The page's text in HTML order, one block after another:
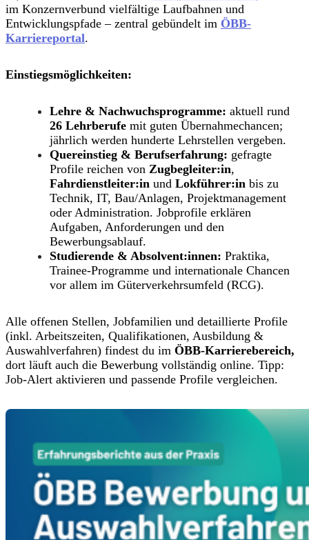
im Konzernverbund vielfältige Laufbahnen und
Entwicklungspfade – zentral gebündelt im ÖBB-
Karriereportal.
Einstiegsmöglichkeiten:
Lehre & Nachwuchsprogramme: aktuell rund
26 Lehrberufe mit guten Übernahmechancen;
jährlich werden hunderte Lehrstellen vergeben.
Quereinstieg & Berufserfahrung: gefragte
Profile reichen von Zugbegleiter:in,
Fahrdienstleiter:in und Lokführer:in bis zu
Technik, IT, Bau/Anlagen, Projektmanagement
oder Administration. Jobprofile erklären
Aufgaben, Anforderungen und den
Bewerbungsablauf.
Studierende & Absolvent:innen: Praktika,
Trainee-Programme und internationale Chancen
vor allem im Güterverkehrsumfeld (RCG).
Alle offenen Stellen, Jobfamilien und detaillierte Profile
(inkl. Arbeitszeiten, Qualifikationen, Ausbildung &
Auswahlverfahren) findest du im ÖBB-Karrierebereich,
dort läuft auch die Bewerbung vollständig online. Tipp:
Job-Alert aktivieren und passende Profile vergleichen.